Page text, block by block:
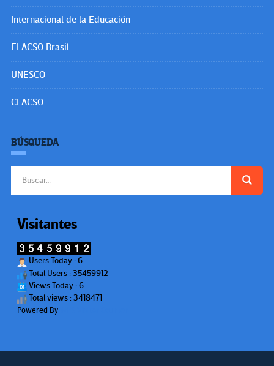
Internacional de la Educación
FLACSO Brasil
UNESCO
CLACSO
BÚSQUEDA
Visitantes
Users Today : 6
Total Users : 35459912
Views Today : 6
Total views : 3418471
Powered By